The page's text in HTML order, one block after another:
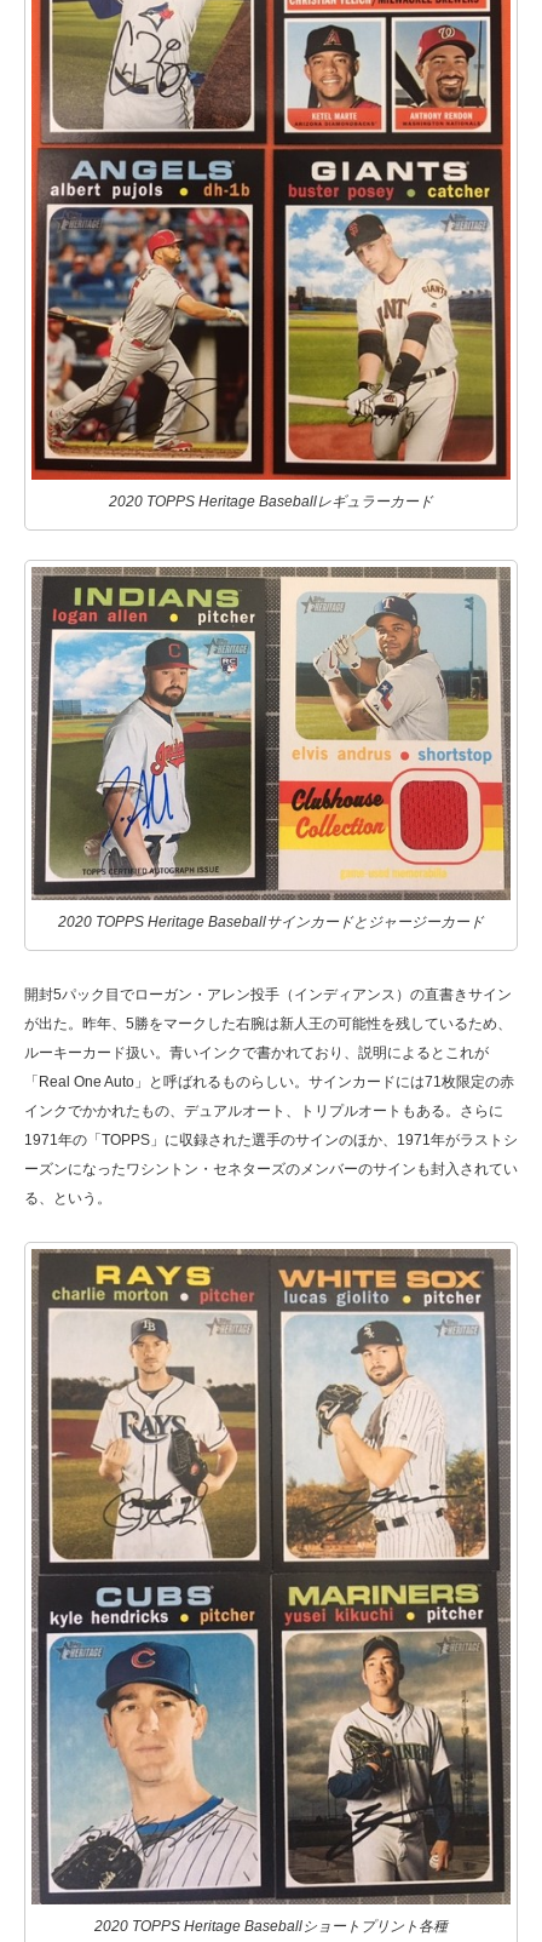
2020 TOPPS Heritage Baseballレギュラーカード
2020 TOPPS Heritage Baseballサインカードとジャージーカード
開封5パック目でローガン・アレン投手（インディアンス）の直書きサイン
が出た。昨年、5勝をマークした右腕は新人王の可能性を残しているため、
ルーキーカード扱い。青いインクで書かれており、説明によるとこれが
「Real One Auto」と呼ばれるものらしい。サインカードには71枚限定の赤
インクでかかれたもの、デュアルオート、トリプルオートもある。さらに
1971年の「TOPPS」に収録された選手のサインのほか、1971年がラストシ
ーズンになったワシントン・セネターズのメンバーのサインも封入されてい
る、という。
2020 TOPPS Heritage Baseballショートプリント各種